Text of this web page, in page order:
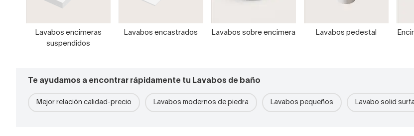
Lavabos encimeras
suspendidos
Lavabos encastrados Lavabos sobre encimera Lavabos pedestal
Te ayudamos a encontrar rápidamente tu Lavabos de baño
Mejor relación calidad-precio Lavabos modernos de piedra Lavabos pequeños Lavabo solid